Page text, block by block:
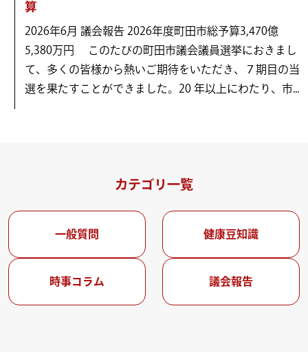
算
2026年6月 議会報告 2026年度町田市総予算3,470億
5,380万円 このたびの町田市議会議員選挙におきまし
て、多くの皆様から熱いご期待をいただき、７期目の当
選を果たすことができました。20 年以上にわたり、市...
カテゴリ一覧
一般質問 健康豆知識
時事コラム 議会報告